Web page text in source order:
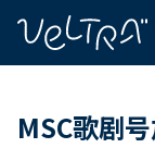
MSC歌剧